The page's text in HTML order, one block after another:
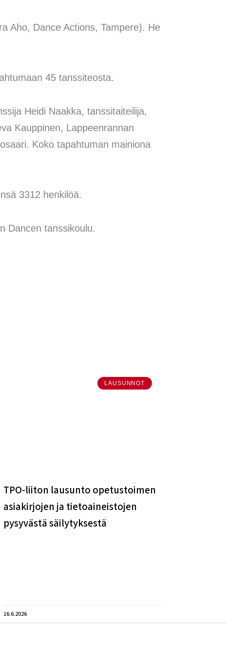
Aho, Dance Actions, Tampere). He
45 tanssiteosta.
Heidi Naakka, tanssitaiteilija,
Kauppinen, Lappeenrannan
Koko tapahtuman mainiona
3312 henkilöä.
Dancen tanssikoulu.
LAUSUNNOT
TPO-liiton lausunto opetustoimen
asiakirjojen ja tietoaineistojen
pysyvästä säilytyksestä
16.6.2026